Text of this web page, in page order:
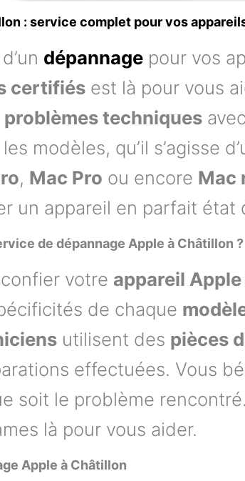
: service complet pour vos
dépannage pour vos
certifiés est là pour vous
problèmes techniques avec
modèles, qu’il s’agisse
, Mac Pro ou encore Mac
un appareil en parfait état
de dépannage Apple à Châtillon ?
votre appareil Apple
de chaque
utilisent des pièces
effectuées. Vous
soit le problème
là pour vous aider.
Apple à Châtillon